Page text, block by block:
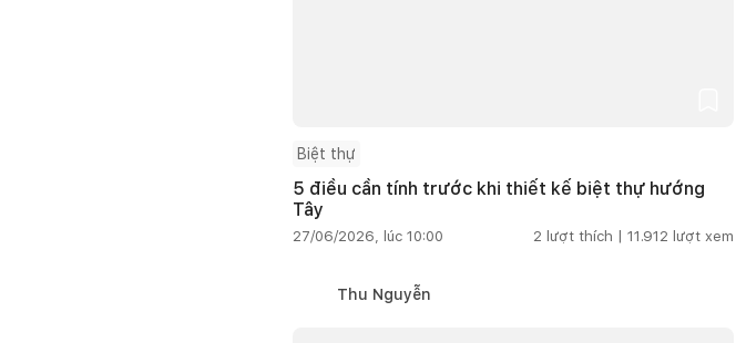
Biệt thự
5 điều cần tính trước khi thiết kế biệt thự hướng
Tây
27/06/2026, lúc 10:00 2 lượt thích | 11.912 lượt xem
Thu Nguyễn